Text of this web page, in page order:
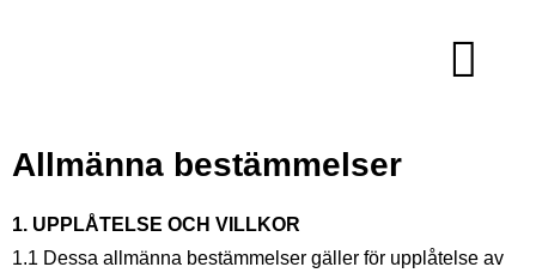
Allmänna bestämmelser
1. UPPLÅTELSE OCH VILLKOR
1.1 Dessa allmänna bestämmelser gäller för upplåtelse av